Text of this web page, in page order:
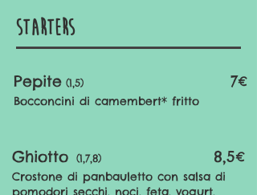
Starters
Pepite (1,5) 7€
Bocconcini di camembert* fritto
Ghiotto (1,7,8) 8,5€
Crostone di panbauletto con salsa di
pomodori secchi, noci, feta, yogurt,